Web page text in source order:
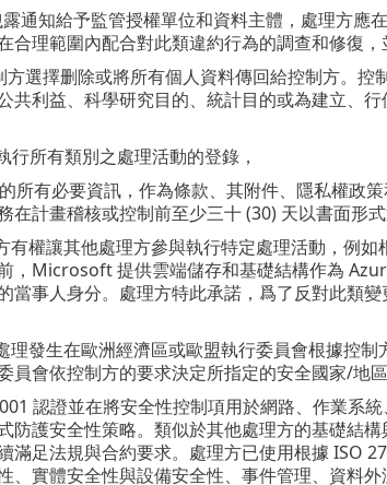
通知給予監管授權單位和資料主體，處理方應
合理範圍內配合對此類違約行為的調查和修復，
選擇删除或將所有個人資料傳回給控制方。
共利益、科學研究目的、統計目的或為建立、
所有類別之處理活動的登錄，
所有必要資訊，作為條款、其附件、隱私權政
在計畫稽核或控制前至少三十 (30) 天以書面形式
有權讓其他處理方參與執行特定處理活動，例
，Microsoft 提供雲端儲存和基礎結構作為
當事人身分。處理方特此承諾，爲了反對此類
理發生在歐洲經濟區或歐盟執行委員會根據控
員會依控制方的要求決定所指定的安全國家/地
認證並在將安全性控制項用於網路、作業系
防護安全性策略。類似於其他處理方的基礎結
滿足法規與合約要求。處理方已使用根據 ISO
、實體安全性與設備安全性、事件管理、資料外